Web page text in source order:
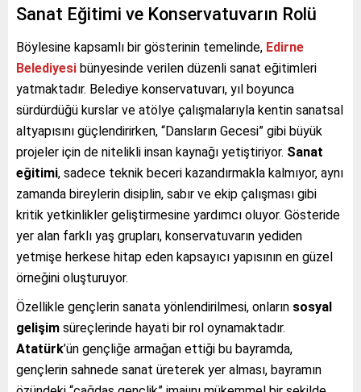
Sanat Eğitimi ve Konservatuvarın Rolü
Böylesine kapsamlı bir gösterinin temelinde, Edirne
Belediyesi bünyesinde verilen düzenli sanat eğitimleri
yatmaktadır. Belediye konservatuvarı, yıl boyunca
sürdürdüğü kurslar ve atölye çalışmalarıyla kentin sanatsal
altyapısını güçlendirirken, “Dansların Gecesi” gibi büyük
projeler için de nitelikli insan kaynağı yetiştiriyor. Sanat
eğitimi, sadece teknik beceri kazandırmakla kalmıyor, aynı
zamanda bireylerin disiplin, sabır ve ekip çalışması gibi
kritik yetkinlikler geliştirmesine yardımcı oluyor. Gösteride
yer alan farklı yaş grupları, konservatuvarın yediden
yetmişe herkese hitap eden kapsayıcı yapısının en güzel
örneğini oluşturuyor.
Özellikle gençlerin sanata yönlendirilmesi, onların sosyal
gelişim süreçlerinde hayati bir rol oynamaktadır.
Atatürk’ün gençliğe armağan ettiği bu bayramda,
gençlerin sahnede sanat üreterek yer alması, bayramın